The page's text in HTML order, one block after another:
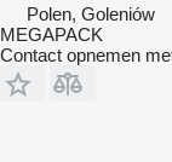
Polen, Goleniów
MEGAPACK
Contact opnemen